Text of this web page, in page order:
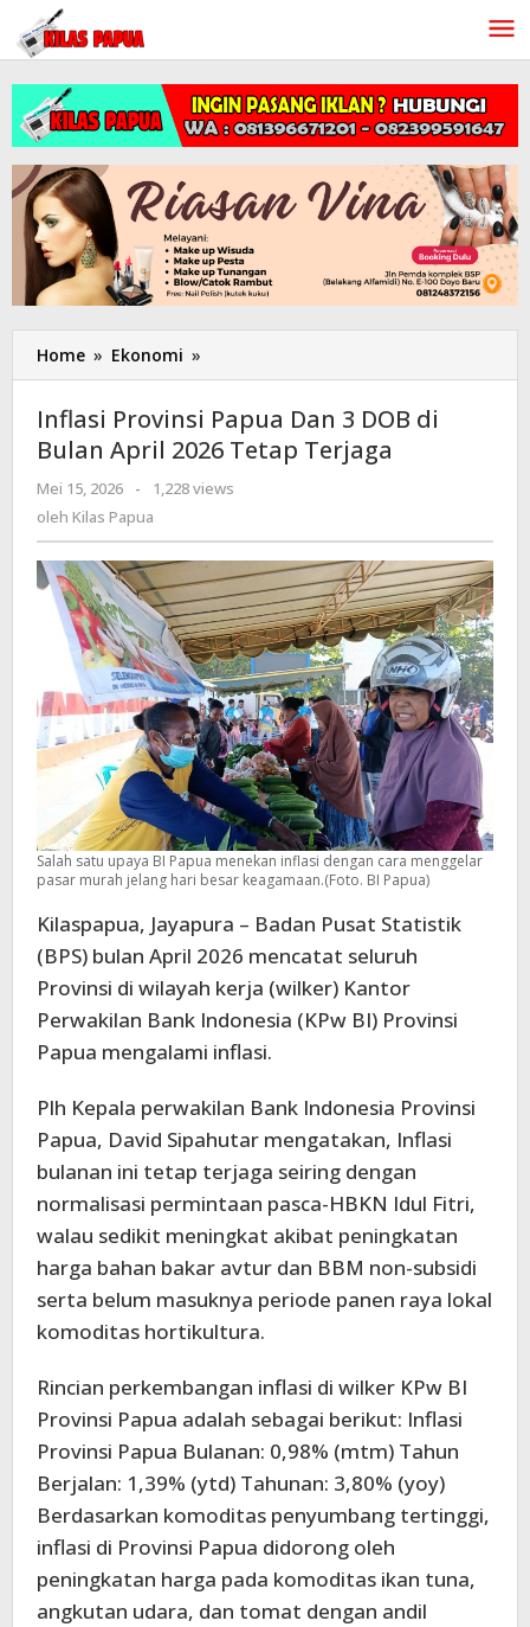
Lewati
konten
Home » Ekonomi »
Provinsi
Dan
3
2026
Tetap
Terjaga
Inflasi Provinsi Papua Dan 3 DOB di
Bulan April 2026 Tetap Terjaga
Mei 15, 2026
oleh
Kilas
-
1,228 views
oleh Kilas Papua
Salah satu upaya BI Papua menekan inflasi dengan cara menggelar
pasar murah jelang hari besar keagamaan.(Foto. BI Papua)
Kilaspapua, Jayapura – Badan Pusat Statistik
(BPS) bulan April 2026 mencatat seluruh
Provinsi di wilayah kerja (wilker) Kantor
Perwakilan Bank Indonesia (KPw BI) Provinsi
Papua mengalami inflasi.
Plh Kepala perwakilan Bank Indonesia Provinsi
Papua, David Sipahutar mengatakan, Inflasi
bulanan ini tetap terjaga seiring dengan
normalisasi permintaan pasca-HBKN Idul Fitri,
walau sedikit meningkat akibat peningkatan
harga bahan bakar avtur dan BBM non-subsidi
serta belum masuknya periode panen raya lokal
komoditas hortikultura.
Rincian perkembangan inflasi di wilker KPw BI
Provinsi Papua adalah sebagai berikut: Inflasi
Provinsi Papua Bulanan: 0,98% (mtm) Tahun
Berjalan: 1,39% (ytd) Tahunan: 3,80% (yoy)
Berdasarkan komoditas penyumbang tertinggi,
inflasi di Provinsi Papua didorong oleh
peningkatan harga pada komoditas ikan tuna,
angkutan udara, dan tomat dengan andil